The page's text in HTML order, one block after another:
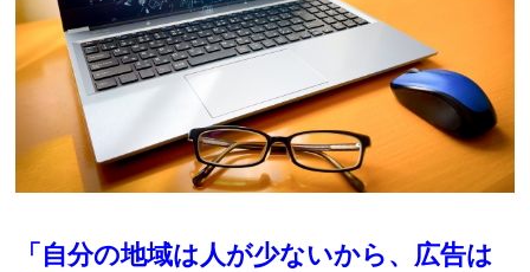
「自分の地域は人が少ないから、広告は